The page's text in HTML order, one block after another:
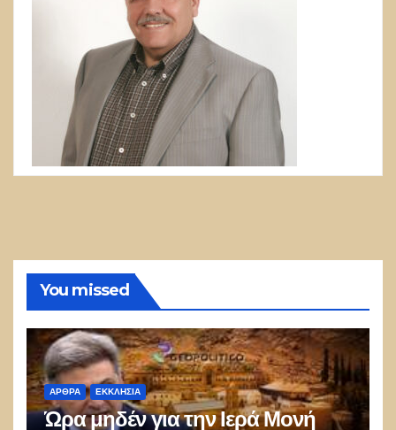
You missed
ΑΡΘΡΑ ΕΚΚΛΗΣΊΑ
Ώρα μηδέν για την Ιερά Μονή